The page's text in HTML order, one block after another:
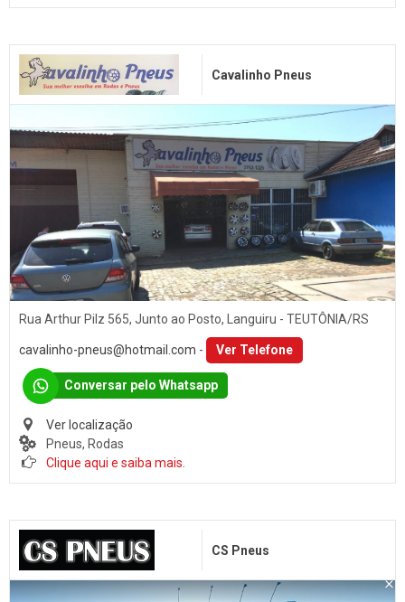
Cavalinho Pneus
Rua Arthur Pilz 565, Junto ao Posto, Languiru - TEUTÔNIA/RS
cavalinho-pneus@hotmail.com - Ver Telefone
Conversar pelo Whatsapp
Ver localização
Pneus, Rodas
Clique aqui e saiba mais.
CS Pneus